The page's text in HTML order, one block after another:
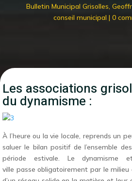
Bulletin Municipal Grisolles,
conseil municipal |0
Les associations
du dynamisme :
À l’heure ou la vie locale, reprends un
saluer le bilan positif de l’ensemble
période estivale. Le
ville passe obligatoirement par le milieu